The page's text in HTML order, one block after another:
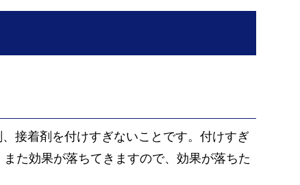
接着剤を付けすぎないことです。付けすぎ
た効果が落ちてきますので、効果が落ちた